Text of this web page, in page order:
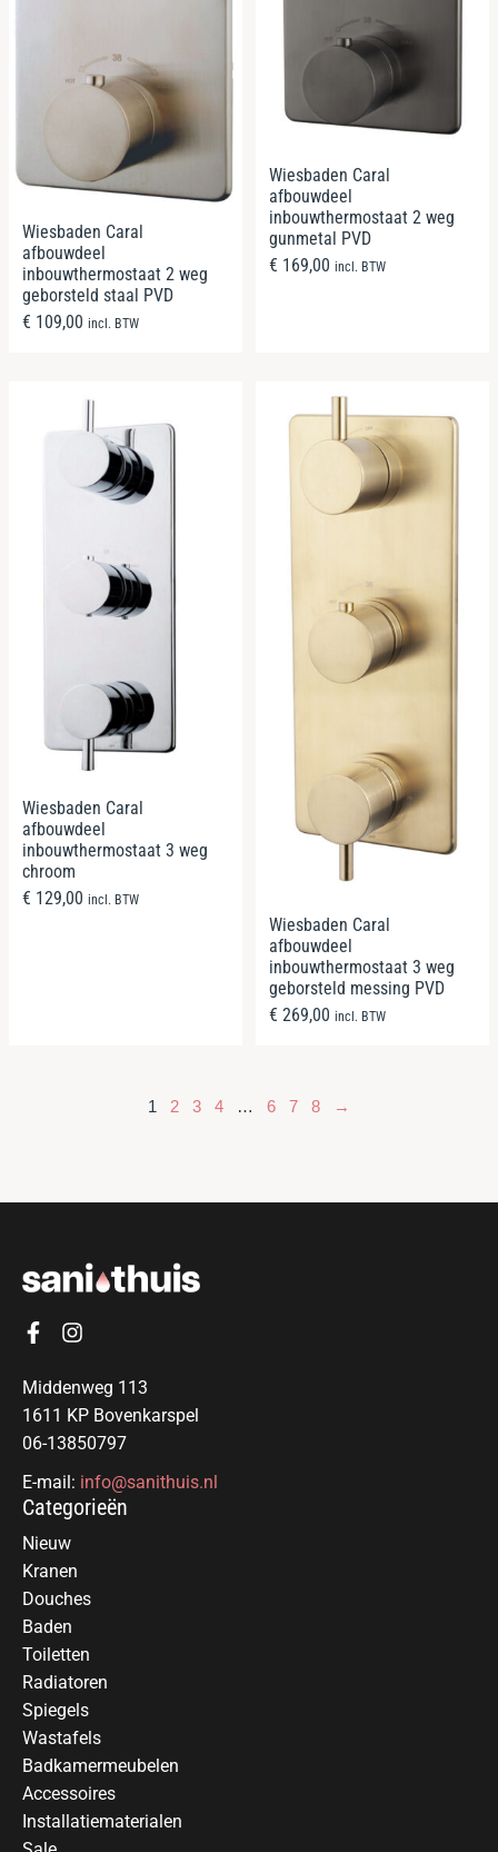
Wiesbaden Caral
afbouwdeel
inbouwthermostaat 2 weg
geborsteld staal PVD
€ 109,00 incl. BTW
Wiesbaden Caral
afbouwdeel
inbouwthermostaat 2 weg
gunmetal PVD
€ 169,00 incl. BTW
Wiesbaden Caral
afbouwdeel
inbouwthermostaat 3 weg
chroom
€ 129,00 incl. BTW
Wiesbaden Caral
afbouwdeel
inbouwthermostaat 3 weg
geborsteld messing PVD
€ 269,00 incl. BTW
1 2 3 4 … 6 7 8 →
Middenweg 113
1611 KP Bovenkarspel
06-13850797
E-mail: info@sanithuis.nl
Categorieën
Nieuw
Kranen
Douches
Baden
Toiletten
Radiatoren
Spiegels
Wastafels
Badkamermeubelen
Accessoires
Installatiematerialen